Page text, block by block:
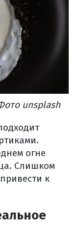
unsplash
огне
Слишком
к